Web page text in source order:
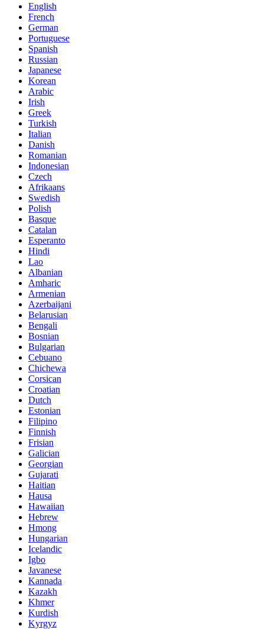
English
French
German
Portuguese
Spanish
Russian
Japanese
Korean
Arabic
Irish
Greek
Turkish
Italian
Danish
Romanian
Indonesian
Czech
Afrikaans
Swedish
Polish
Basque
Catalan
Esperanto
Hindi
Lao
Albanian
Amharic
Armenian
Azerbaijani
Belarusian
Bengali
Bosnian
Bulgarian
Cebuano
Chichewa
Corsican
Croatian
Dutch
Estonian
Filipino
Finnish
Frisian
Galician
Georgian
Gujarati
Haitian
Hausa
Hawaiian
Hebrew
Hmong
Hungarian
Icelandic
Igbo
Javanese
Kannada
Kazakh
Khmer
Kurdish
Kyrgyz